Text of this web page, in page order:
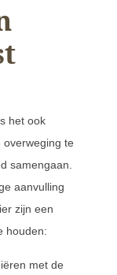
het ook
overweging te
samengaan.
aanvulling
zijn een
houden:
met de